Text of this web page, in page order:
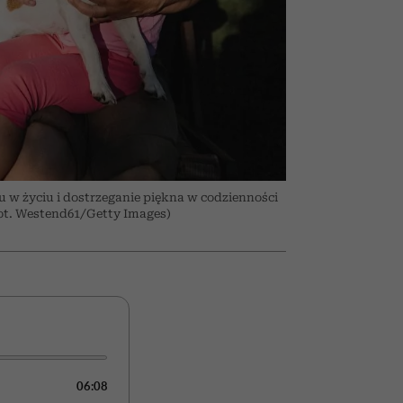
w życiu i dostrzeganie piękna w codzienności
Westend61/Getty Images)
06:08